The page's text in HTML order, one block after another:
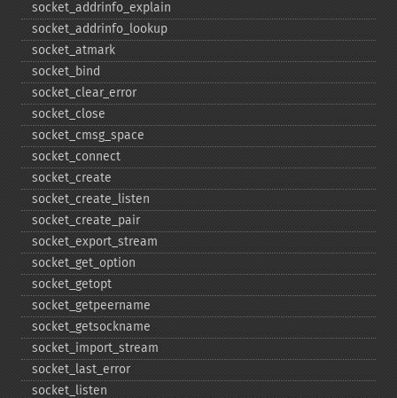
socket_​addrinfo_​explain
socket_​addrinfo_​lookup
socket_​atmark
socket_​bind
socket_​clear_​error
socket_​close
socket_​cmsg_​space
socket_​connect
socket_​create
socket_​create_​listen
socket_​create_​pair
socket_​export_​stream
socket_​get_​option
socket_​getopt
socket_​getpeername
socket_​getsockname
socket_​import_​stream
socket_​last_​error
socket_​listen